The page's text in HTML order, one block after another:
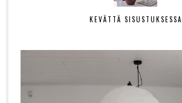
KEVÄTTÄ SISUSTUKSESSA